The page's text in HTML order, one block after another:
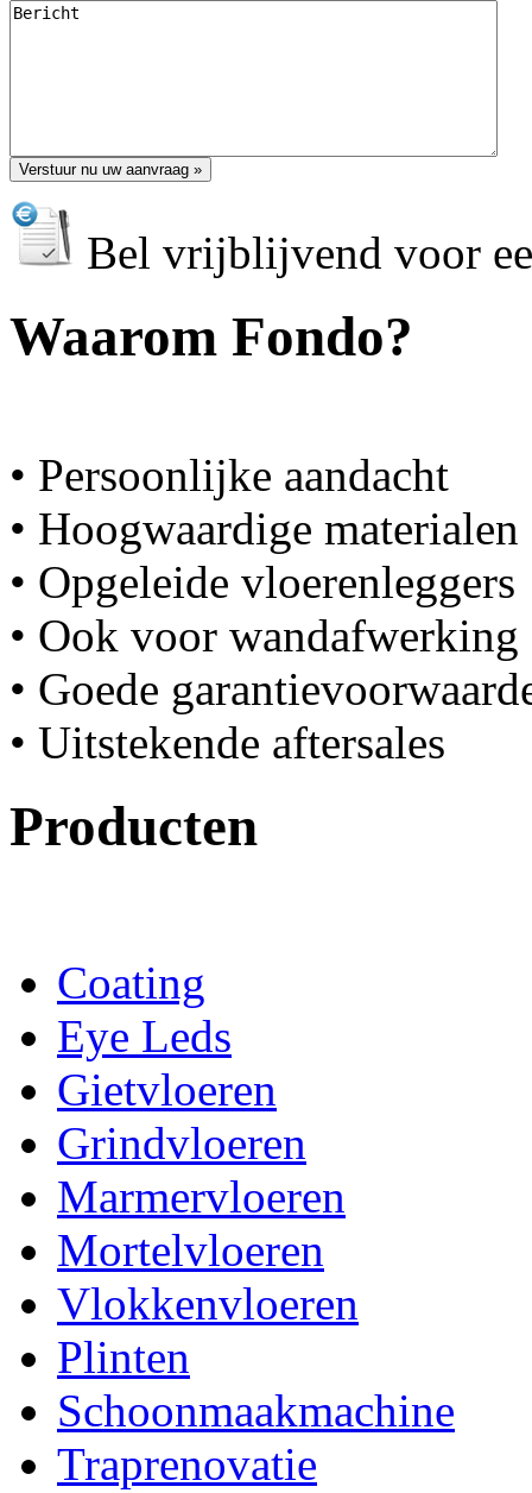
Bel vrijblijvend voor
Waarom Fondo?
• Persoonlijke aandacht
• Hoogwaardige materialen
• Opgeleide vloerenleggers
• Ook voor wandafwerking
• Goede
• Uitstekende aftersales
Producten
Coating
Eye Leds
Gietvloeren
Grindvloeren
Marmervloeren
Mortelvloeren
Vlokkenvloeren
Plinten
Schoonmaakmachine
Traprenovatie